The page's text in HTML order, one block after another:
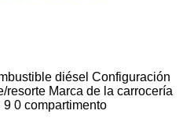
diésel Configuración
resorte Marca de la carrocería
9 0 compartimento